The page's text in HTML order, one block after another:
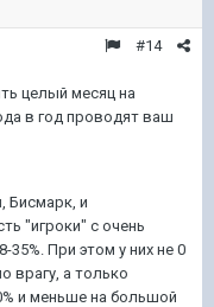
#14
целый месяц на
в год проводят ваш
Бисмарк, и
"игроки" с очень
При этом у них не 0
врагу, а только
и меньше на большой